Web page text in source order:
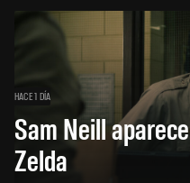
HACE 1 DÍA
Sam Neill
Zelda